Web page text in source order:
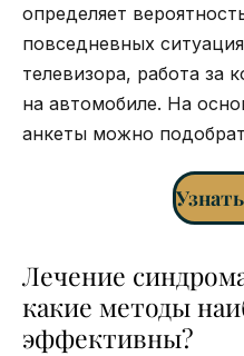
определяет
повседневных
телевизора, работа за
на автомобиле. На
анкеты можно
Лечение
какие методы
эффективны?